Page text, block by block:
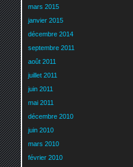
mars 2015
janvier 2015
décembre 2014
septembre 2011
août 2011
juillet 2011
juin 2011
mai 2011
décembre 2010
juin 2010
mars 2010
février 2010